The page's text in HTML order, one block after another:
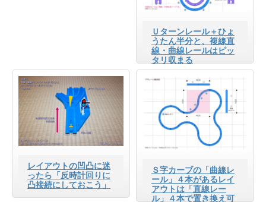
Ｕターンレール＋ひょ
うたん半分と、複線直
線・曲線レールはピッ
タリ収まる
レイアウトの凹凸に迷
ったら「反時計回りに
凸接続にしておこう」
Ｓ字カーブの「曲線レ
ール」４本があるレイ
アウトは「直線レー
ル」４本で置き換え可